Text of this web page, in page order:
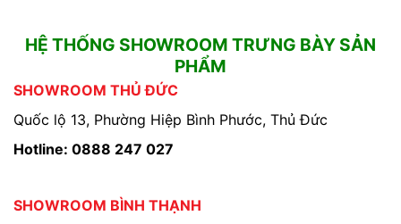
HỆ THỐNG SHOWROOM TRƯNG BÀY SẢN
PHẨM
SHOWROOM THỦ ĐỨC
Quốc lộ 13, Phường Hiệp Bình Phước, Thủ Đức
Hotline: 0888 247 027
SHOWROOM BÌNH THẠNH